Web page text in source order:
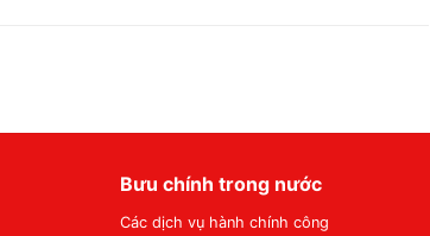
Bưu chính trong nước
Các dịch vụ hành chính công